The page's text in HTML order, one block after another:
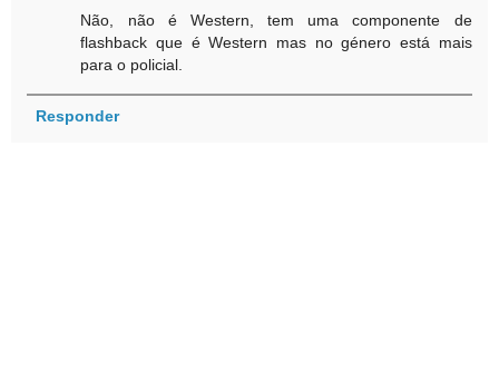
Não, não é Western, tem uma componente de
flashback que é Western mas no género está mais
para o policial.
Responder